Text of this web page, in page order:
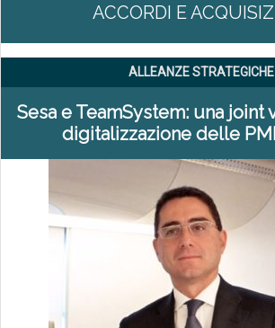
ACCORDI E
ALLEANZE STRATEGICHE
Sesa e TeamSystem: una joint
digitalizzazione delle